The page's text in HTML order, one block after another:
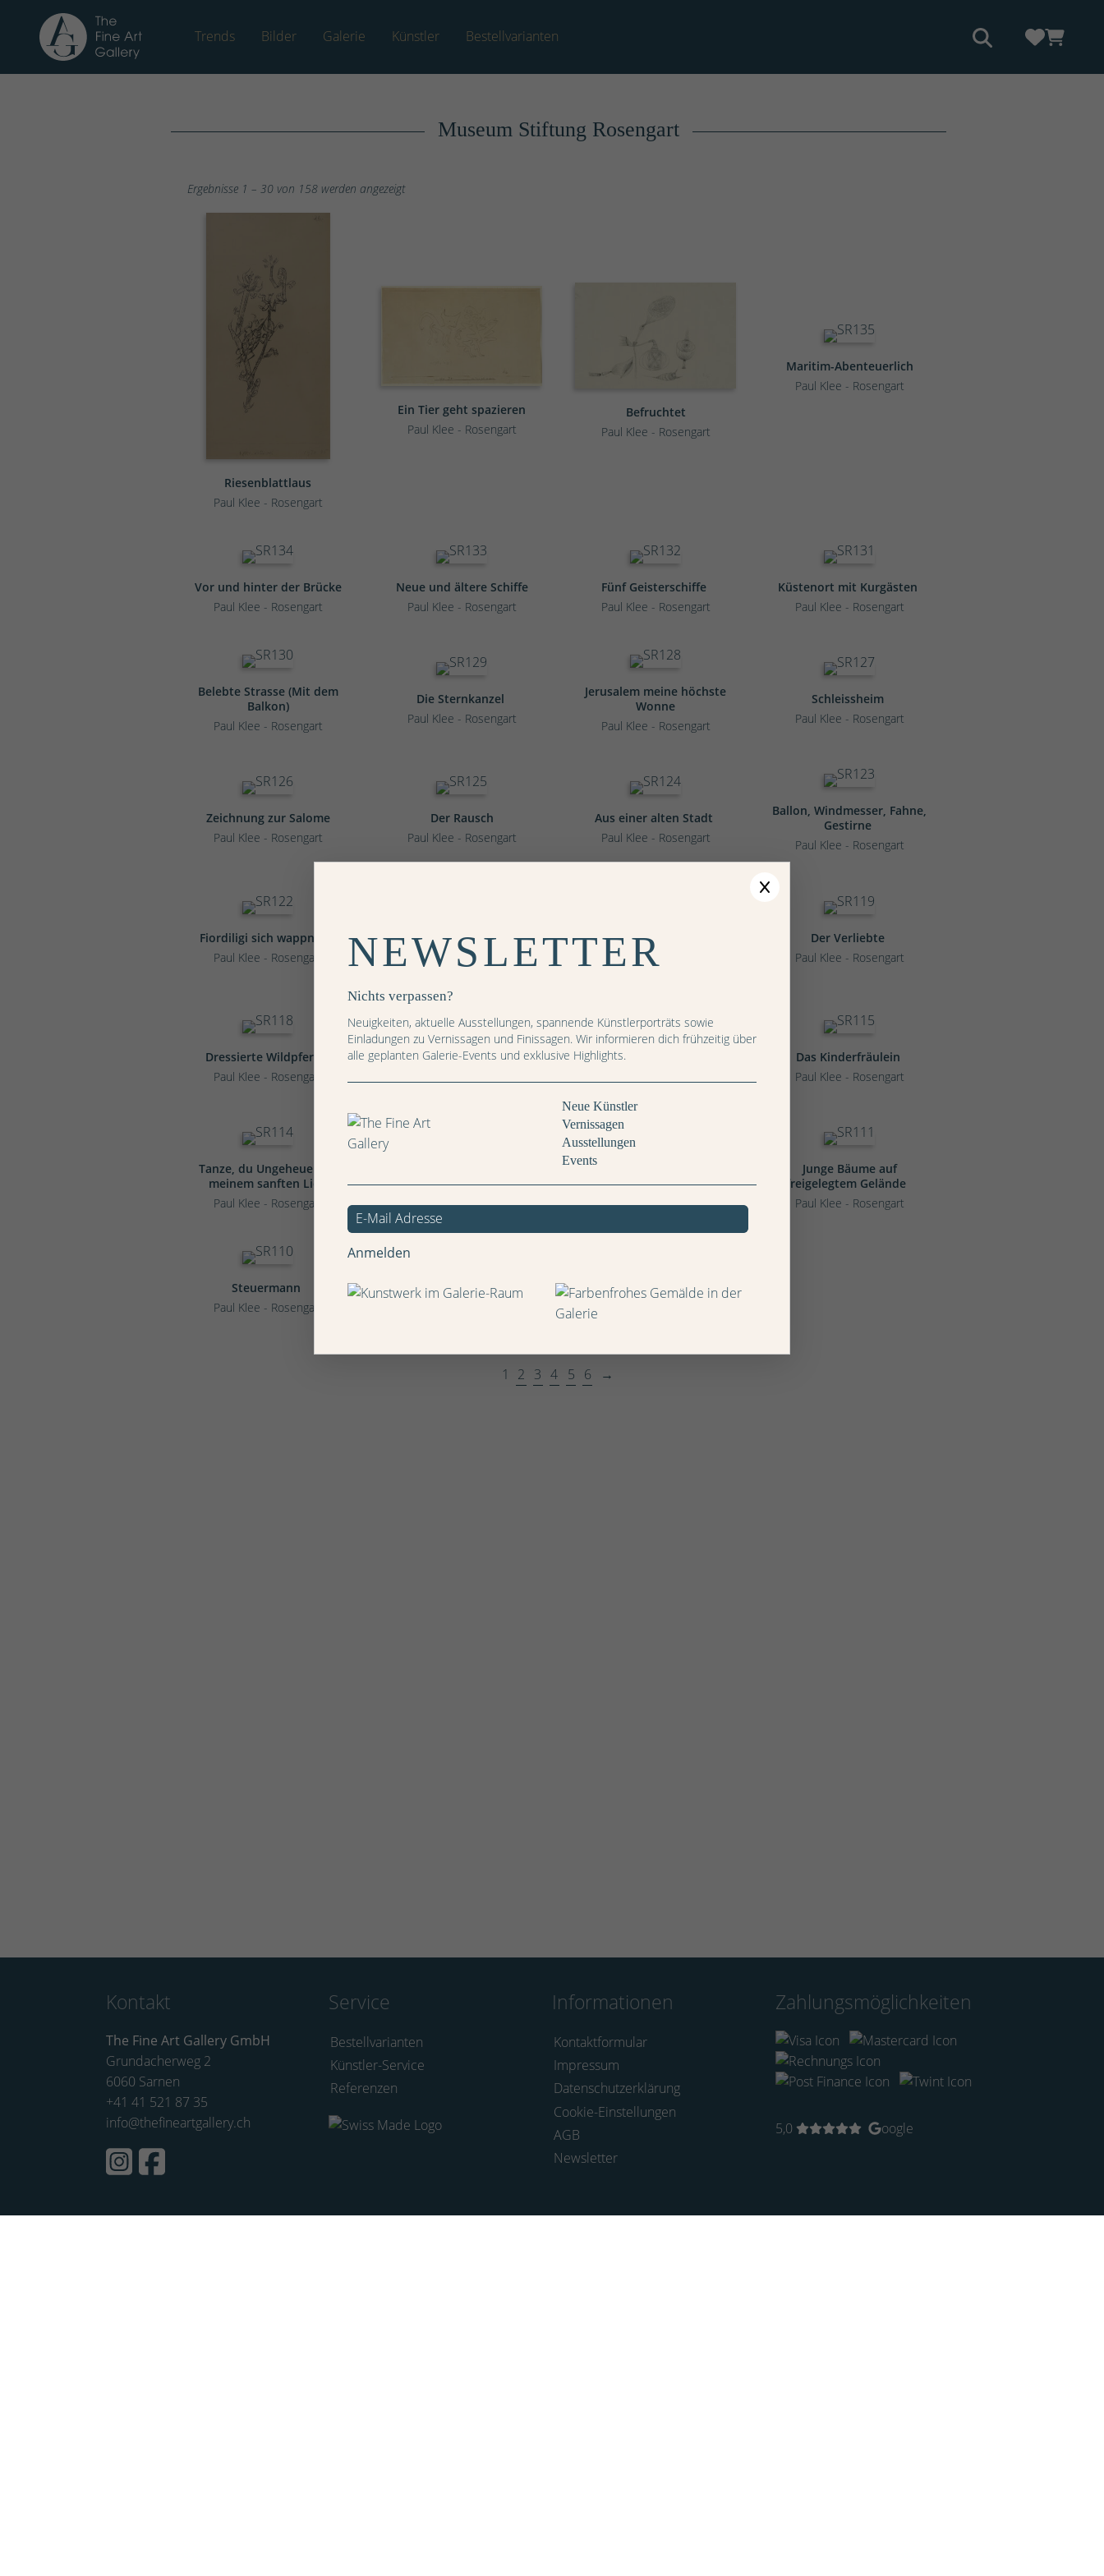
Trends Bilder Galerie Künstler Bestellvarianten
Museum Stiftung Rosengart
Ergebnisse 1 – 30 von 158 werden angezeigt
Riesenblattlaus
Paul Klee - Rosengart
Ein Tier geht spazieren
Paul Klee - Rosengart
Befruchtet
Paul Klee - Rosengart
Maritim-Abenteuerlich
Paul Klee - Rosengart
Vor und hinter der Brücke
Paul Klee - Rosengart
Neue und ältere Schiffe
Paul Klee - Rosengart
Fünf Geisterschiffe
Paul Klee - Rosengart
Küstenort mit Kurgästen
Paul Klee - Rosengart
Belebte Strasse (Mit dem
Balkon)
Paul Klee - Rosengart
Die Sternkanzel
Paul Klee - Rosengart
Jerusalem meine höchste
Wonne
Paul Klee - Rosengart
Schleissheim
Paul Klee - Rosengart
Zeichnung zur Salome
Paul Klee - Rosengart
Der Rausch
Paul Klee - Rosengart
Aus einer alten Stadt
Paul Klee - Rosengart
Ballon, Windmesser, Fahne,
Gestirne
Paul Klee - Rosengart
Fiordiligi sich wappnend
Paul Klee - Rosengart
Kunstblumenstilleben
Paul Klee - Rosengart
(u 3)
Paul Klee - Rosengart
Der Verliebte
Paul Klee - Rosengart
Dressierte Wildpferde
Paul Klee - Rosengart
Bühnenbild
»Tempeleingang«
Paul Klee - Rosengart
Das Bäumchen
Das Kinderfräulein
Paul Klee - Rosengart
Tanze, du Ungeheuer, zu
meinem sanften Lied
Paul Klee - Rosengart
nach dem Fluch
Paul Klee - Rosengart
Kamm 1922,83
Paul Klee - Rosengart
Junge Bäume auf
freigelegtem Gelände
Paul Klee - Rosengart
Steuermann
Paul Klee - Rosengart
Häuserdamm
1 2 3 4 5 6 →
Kontakt
The Fine Art Gallery GmbH
Grundacherweg 2
6060 Sarnen
+41 41 521 87 35
info@thefineartgallery.ch
Service
Bestellvarianten
Künstler-Service
Referenzen
Informationen
Kontaktformular
Impressum
Datenschutzerklärung
Cookie-Einstellungen
AGB
Newsletter
Zahlungsmöglichkeiten
5,0 oogle
NEWSLETTER
Nichts verpassen?
Neuigkeiten, aktuelle Ausstellungen, spannende Künstlerporträts sowie
Einladungen zu Vernissagen und Finissagen. Wir informieren dich frühzeitig über
alle geplanten Galerie-Events und exklusive Highlights.
Neue Künstler
Vernissagen
Ausstellungen
Events
Anmelden